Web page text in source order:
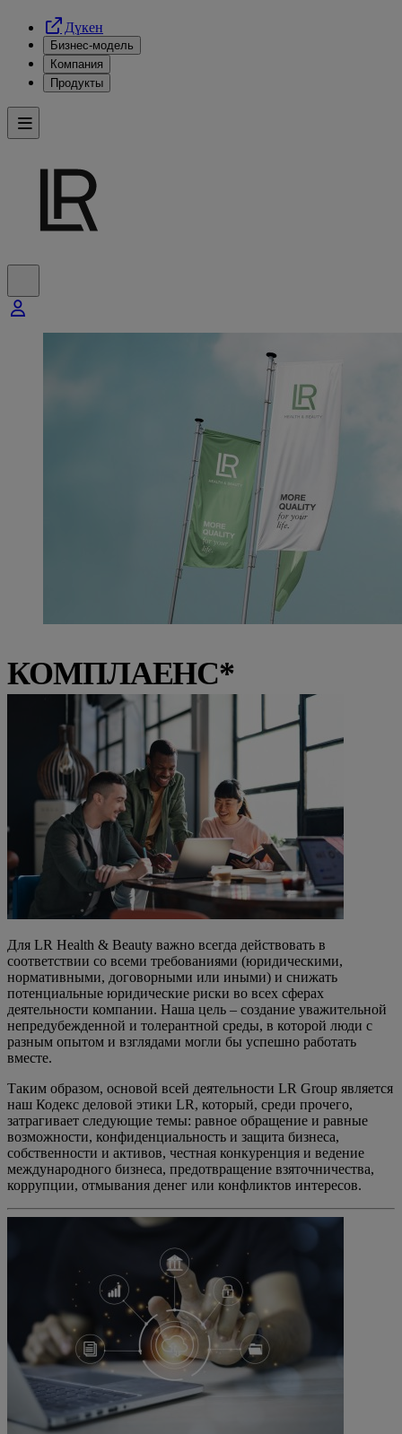
Дүкен
Бизнес-модель
Компания
Продукты
КОМПЛАЕНС*
Для LR Health & Beauty важно всегда действовать в
соответствии со всеми требованиями (юридическими,
нормативными, договорными или иными) и снижать
потенциальные юридические риски во всех сферах
деятельности компании. Наша цель – создание уважительной
непредубежденной и толерантной среды, в которой люди с
разным опытом и взглядами могли бы успешно работать
вместе.
Таким образом, основой всей деятельности LR Group является
наш Кодекс деловой этики LR, который, среди прочего,
затрагивает следующие темы: равное обращение и равные
возможности, конфиденциальность и защита бизнеса,
собственности и активов, честная конкуренция и ведение
международного бизнеса, предотвращение взяточничества,
коррупции, отмывания денег или конфликтов интересов.